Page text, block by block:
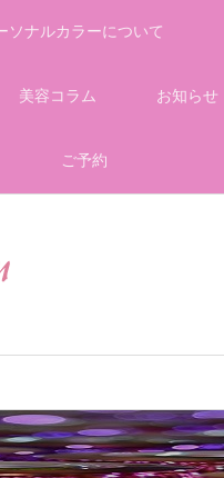
ソナルカラーについて
美容コラム お知らせ
ご予約